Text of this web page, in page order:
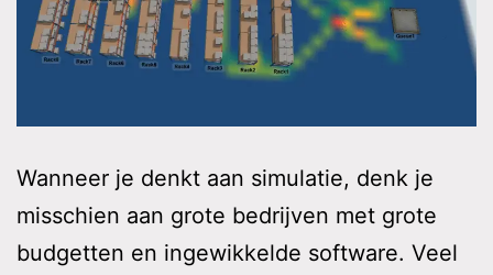
Wanneer je denkt aan simulatie, denk je
misschien aan grote bedrijven met grote
budgetten en ingewikkelde software. Veel